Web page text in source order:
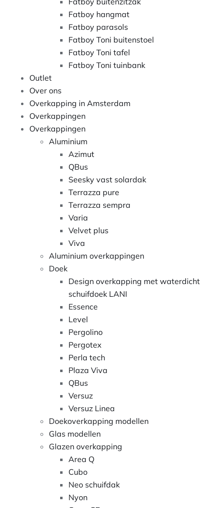
Fatboy hangmat
Fatboy parasols
Fatboy Toni buitenstoel
Fatboy Toni tafel
Fatboy Toni tuinbank
Outlet
Over ons
Overkapping in Amsterdam
Overkappingen
Overkappingen
Aluminium
Azimut
QBus
Seesky vast solardak
Terrazza pure
Terrazza sempra
Varia
Velvet plus
Viva
Aluminium overkappingen
Doek
Design overkapping met waterdicht
schuifdoek LANI
Essence
Level
Pergolino
Pergotex
Perla tech
Plaza Viva
QBus
Versuz
Versuz Linea
Doekoverkapping modellen
Glas modellen
Glazen overkapping
Area Q
Cubo
Neo schuifdak
Nyon